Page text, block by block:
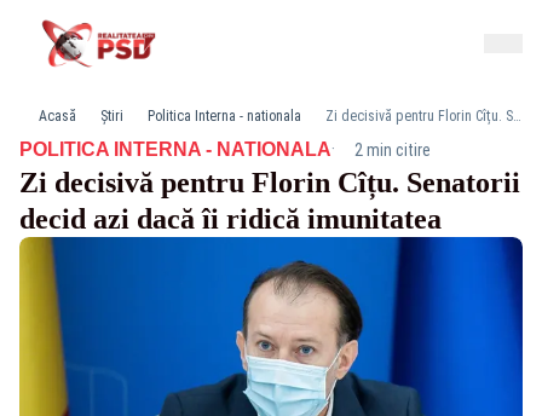
Acasă Știri Politica Interna - nationala Zi decisivă pentru Florin Cîțu. Senatorii decid azi dacă îi ridică imunitatea
POLITICA INTERNA - NATIONALA· 2 min citire
Zi decisivă pentru Florin Cîțu. Senatorii
decid azi dacă îi ridică imunitatea